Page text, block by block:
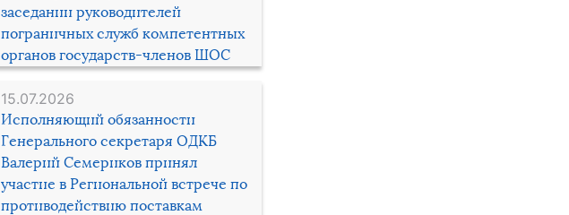
заседании руководителей
пограничных служб компетентных
органов государств-членов ШОС
15.07.2026
Исполняющий обязанности
Генерального секретаря ОДКБ
Валерий Семериков принял
участие в Региональной встрече по
противодействию поставкам